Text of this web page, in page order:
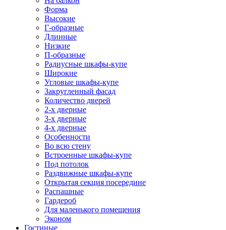
Форма
Высокие
Г-образные
Длинные
Низкие
П-образные
Радиусные шкафы-купе
Широкие
Угловые шкафы-купе
Закругленный фасад
Количество дверей
2-х дверные
3-х дверные
4-х дверные
Особенности
Во всю стену
Встроенные шкафы-купе
Под потолок
Раздвижные шкафы-купе
Открытая секция посередине
Распашные
Гардероб
Для маленького помещения
Эконом
Гостиные